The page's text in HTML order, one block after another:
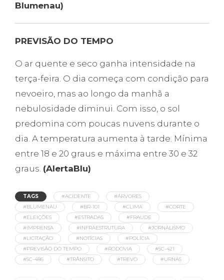
Blumenau)
PREVISÃO DO TEMPO
O ar quente e seco ganha intensidade na
terça-feira. O dia começa com condição para
nevoeiro, mas ao longo da manhã a
nebulosidade diminui. Com isso, o sol
predomina com poucas nuvens durante o
dia. A temperatura aumenta à tarde. Mínima
entre 18 e 20 graus e máxima entre 30 e 32
graus. (AlertaBlu)
TAGS #ACIDENTE
#ÁRVORES
#BLUMENAU
#BR-101 #CLIMA
#CORTE
#ELEIÇÕES
#ESTRADAS
#FRAUDE
#IMPRENSA
#INFRAESTRUTURA
#JORNALISMO
#LICITAÇÃO
#NOTÍCIAS
#POLÍCIA
#PREVISÃO DO TEMPO
#RODOVIA
#SC-421
#SC-486
#TRÂNSITO #TREVO #URNAS